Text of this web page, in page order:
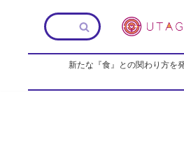
新たな『食』との関わり方を